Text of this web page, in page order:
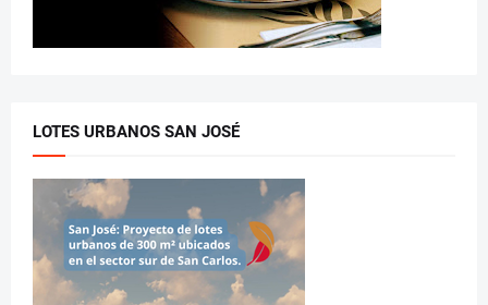
LOTES URBANOS SAN JOSÉ